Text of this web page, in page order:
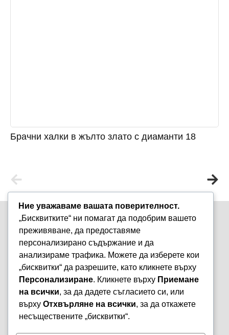
Брачни халки в жълто злато с диаманти 18
Варна, бул. „Княз Борис I-ви“ 47
+359 899 980 729
aristostore@abv.bg
Информация
Контакти
Политика за
Моят профил
Профил
Поръчки
Ние уважаваме вашата поверителност.
„Бисквитките“ ни помагат да подобрим вашето
преживяване, да предоставяме
персонализирано съдържание и да
анализираме трафика. Можете да изберете кои
„бисквитки“ да разрешите, като кликнете върху
Персонализиране. Кликнете върху Приемане
на всички, за да дадете съгласието си, или
върху Отхвърляне на всички, за да откажете
несъществените „бисквитки“.